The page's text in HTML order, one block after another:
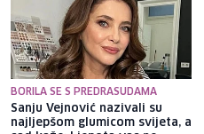
BORILA SE S PREDRASUDAMA
Sanju Vejnović nazivali su
najljepšom glumicom svijeta, a